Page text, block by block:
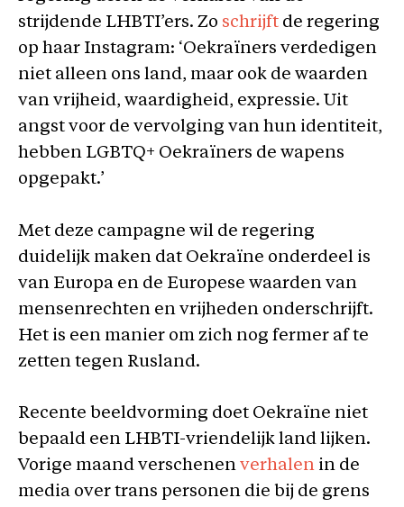
strijdende LHBTI’ers. Zo schrijft de regering
op haar Instagram: ‘Oekraïners verdedigen
niet alleen ons land, maar ook de waarden
van vrijheid, waardigheid, expressie. Uit
angst voor de vervolging van hun identiteit,
hebben LGBTQ+ Oekraïners de wapens
opgepakt.’
Met deze campagne wil de regering
duidelijk maken dat Oekraïne onderdeel is
van Europa en de Europese waarden van
mensenrechten en vrijheden onderschrijft.
Het is een manier om zich nog fermer af te
zetten tegen Rusland.
Recente beeldvorming doet Oekraïne niet
bepaald een LHBTI-vriendelijk land lijken.
Vorige maand verschenen verhalen in de
media over trans personen die bij de grens